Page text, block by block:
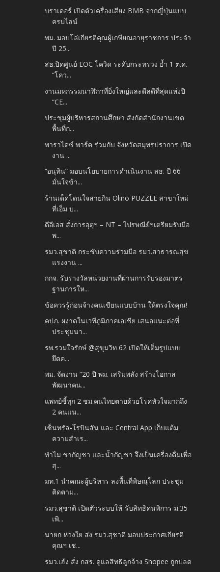
บราเดอร์ เปิดตัวเครื่องเสียง BMB จากญี่ปุ่นแบบ
ครบไลน์
พม. มอบโล่เกียรติคุณผู้เกษียณอายุราชการ ประจำ
ปี 25...
สธ.ปิดศูนย์ EOC โควิด ระดับกระทรวง ย้ำ 1 ต.ค.
“โคว...
งานมหกรรมนาฬิกาที่ยิ่งใหญ่และดีลดีที่สุดแห่งปี
“CE...
ประชุมผู้บริหารสถานศึกษา สังกัดสำนักงานเขต
พื้นที่ก...
พาราไดซ์ พาร์ค ร่วมกับ จังหวัดสมุทรปราการ เปิด
งาน ...
“อนุทิน” มอบนโยบายการดำเนินงาน สธ. ปี 66
มั่นใจข้า...
ร้านเด็ดโดนใจสายกิน Olino PUZZLE สาขาใหม่
ที่เอ็ม บ...
ดีอีเอส สั่งการอุตุฯ – NT – ไปรษณีย์ฯเตรียมรับมือ
พ...
รมว.สุชาติ กระชับความร่วมมือ รมว.สาธารณสุข
แรงงาน ...
กกจ. รับรางวัลหน่วยงานที่ผ่านการรับรองมาตร
ฐานการให...
ข้อควรรู้ก่อนจ้างคนเขียนแบบบ้าน ให้ตรงใจคุณ!
คปภ. ผงาดในเวทีภูมิภาคเอเชีย เสนอแนะต่อที่
ประชุมนา...
รพ.รวมใจรักษ์ @สุขุมวิท 62 เปิดให้เต็มรูปแบบ
ยึดค...
พม. จัดงาน “20 ปี พม. เสริมพลัง สร้างโอกาส
พัฒนาคน...
แพทย์ชี้ทุก 2 ชม.คนไทยตายด้วยโรคหัวใจมากถึง
2 คนแน...
เซ็นทรัล-โรบินสัน และ Central App เก็บแต้ม
ความสำเร...
ทำไม ชากัญชา และน้ำกัญชา จึงเป็นเครื่องดื่มเพื่อ
สุ...
มท.1 นำคณะผู้บริหาร ลงพื้นที่พิษณุโลก ประชุม
ติดตาม...
รมว.สุชาติ เปิดตัวระบบให้-รับสิทธิคนพิการ ม.35
เพิ...
นายก ห่วงใย ส่ง รมว.สุชาติ มอบประกาศเกียรติ
คุณฯ เช...
รมว.เฮ้ง สั่ง กสร. ดูแลสิทธิลูกจ้าง Shopee ถูกปลด